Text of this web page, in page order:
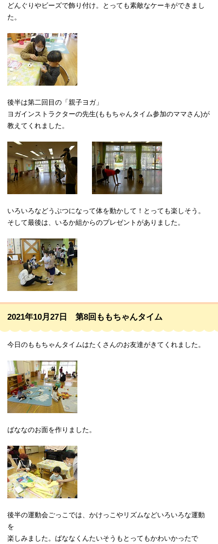
どんぐりやビーズで飾り付け。とっても素敵なケーキができまし
た。
後半は第二回目の「親子ヨガ」
ヨガインストラクターの先生(ももちゃんタイム参加のママさん)が
教えてくれました。
いろいろなどうぶつになって体を動かして！とっても楽しそう。
そして最後は、いるか組からのプレゼントがありました。
2021年10月27日 第8回ももちゃんタイム
今日のももちゃんタイムはたくさんのお友達がきてくれました。
ばななのお面を作りました。
後半の運動会ごっこでは、かけっこやリズムなどいろいろな運動
を
楽しみました。ばななくんたいそうもとってもかわいかったで